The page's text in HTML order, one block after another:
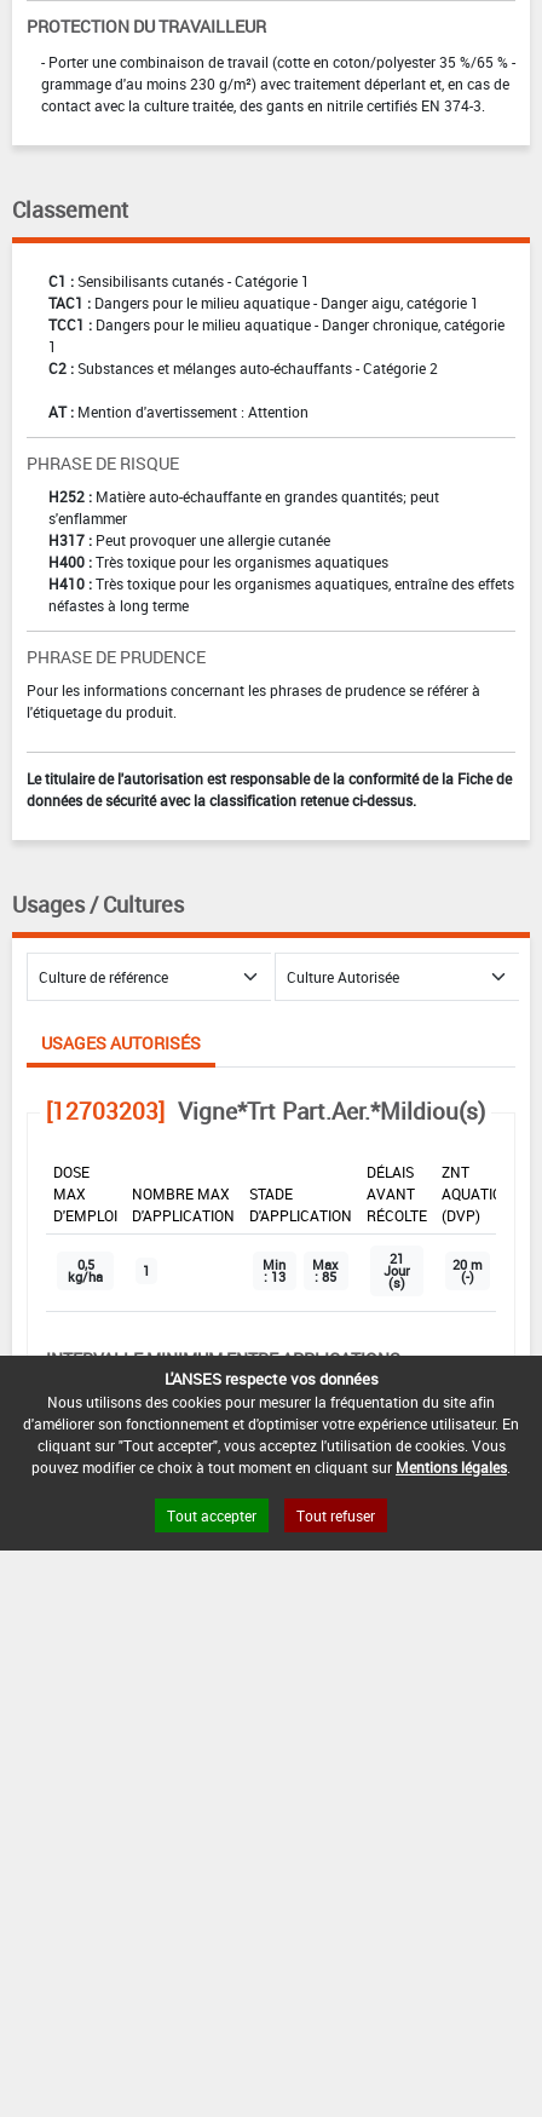
PROTECTION DU TRAVAILLEUR
- Porter une combinaison de travail (cotte en coton/polyester 35 %/65 % -
grammage d'au moins 230 g/m²) avec traitement déperlant et, en cas de
contact avec la culture traitée, des gants en nitrile certifiés EN 374-3.
Classement
C1 :Sensibilisants cutanés - Catégorie 1
TAC1 : Dangers pour le milieu aquatique - Danger aigu, catégorie 1
TCC1 : Dangers pour le milieu aquatique - Danger chronique, catégorie
1
C2 :Substances et mélanges auto-échauffants - Catégorie 2
AT : Mention d'avertissement : Attention
PHRASE DE RISQUE
H252 : Matière auto-échauffante en grandes quantités; peut
s'enflammer
H317 : Peut provoquer une allergie cutanée
H400 :Très toxique pour les organismes aquatiques
H410 :Très toxique pour les organismes aquatiques, entraîne des effets
néfastes à long terme
PHRASE DE PRUDENCE
Pour les informations concernant les phrases de prudence se référer à
l'étiquetage du produit.
Le titulaire de l'autorisation est responsable de la conformité de la Fiche de
données de sécurité avec la classification retenue ci-dessus.
Usages / Cultures
USAGES AUTORISÉS
[12703203] Vigne*Trt Part.Aer.*Mildiou(s)
DOSE
MAX
D'EMPLOI
NOMBRE MAX
D'APPLICATION
STADE
D'APPLICATION
DÉLAIS
AVANT
RÉCOLTE
ZNT
AQUATIQUE
(DVP)
0,5
kg/ha 1 Min
: 13
Max
: 85
21
Jour
(s)
20 m
(-)
INTERVALLE MINIMUM ENTRE APPLICATIONS :
DISTANCE DE SÉCURITÉ RIVERAIN ET PERSONNES
PRÉSENTES :
Se référer à la catégorie « RIVERAINS » dans la
rubrique « conditions d'emploi générales » ci-dessus.
En l'absence de distance de sécurité riverains fixée
dans l'AMM, l'arrêté du 4 mai 2017 relatif à la mise sur
L'ANSES respecte vos données
Nous utilisons des cookies pour mesurer la fréquentation du site afin
d'améliorer son fonctionnement et d'optimiser votre expérience utilisateur. En
cliquant sur "Tout accepter", vous acceptez l'utilisation de cookies. Vous
pouvez modifier ce choix à tout moment en cliquant sur Mentions légales
Tout accepter Tout refuser